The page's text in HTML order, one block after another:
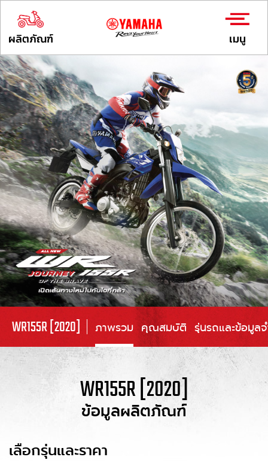
ผลิตภัณฑ์ เมนู
WR155R [2020] ภาพรวม คุณสมบัติ รุ่นรถและข้อมูลจ
WR155R [2020]
ข้อมูลผลิตภัณฑ์
เลือกรุ่นและราคา